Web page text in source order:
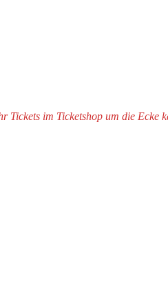
im Ticketshop um die Ecke